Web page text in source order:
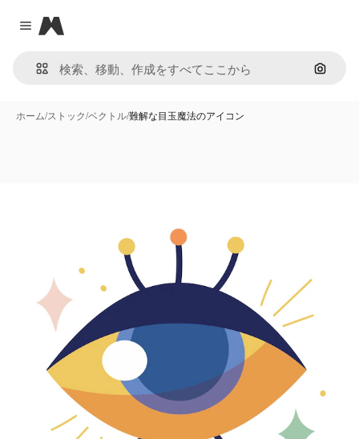
Close menu
Magnific
画像で
ホーム/ストック/ベクトル/難解な目玉魔法のアイコン